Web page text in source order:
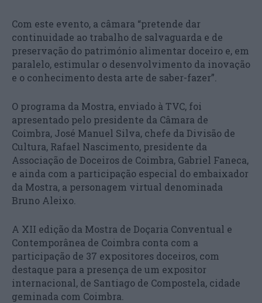
Com este evento, a câmara “pretende dar
continuidade ao trabalho de salvaguarda e de
preservação do património alimentar doceiro e, em
paralelo, estimular o desenvolvimento da inovação
e o conhecimento desta arte de saber-fazer”.
O programa da Mostra, enviado à TVC, foi
apresentado pelo presidente da Câmara de
Coimbra, José Manuel Silva, chefe da Divisão de
Cultura, Rafael Nascimento, presidente da
Associação de Doceiros de Coimbra, Gabriel Faneca,
e ainda com a participação especial do embaixador
da Mostra, a personagem virtual denominada
Bruno Aleixo.
A XII edição da Mostra de Doçaria Conventual e
Contemporânea de Coimbra conta com a
participação de 37 expositores doceiros, com
destaque para a presença de um expositor
internacional, de Santiago de Compostela, cidade
geminada com Coimbra.